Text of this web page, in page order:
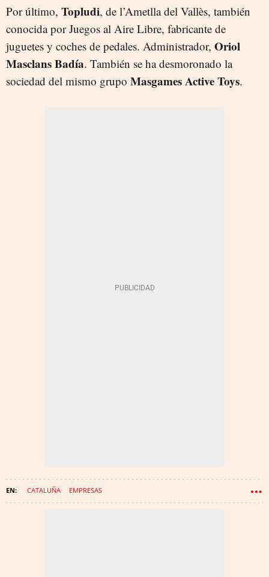
Por último, Topludi, de l’Ametlla del Vallès, también
conocida por Juegos al Aire Libre, fabricante de
juguetes y coches de pedales. Administrador, Oriol
Masclans Badía. También se ha desmoronado la
sociedad del mismo grupo Masgames Active Toys.
CATALUÑA EMPRESAS